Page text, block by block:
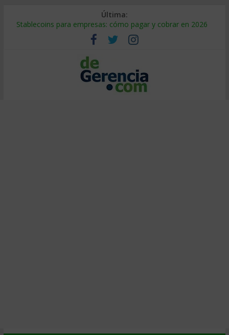
Última:
Stablecoins para empresas: cómo pagar y cobrar en 2026
Despido silencioso: qué es y por qué sale tan caro
IA en selección de personal: cómo auditarla a tiempo
Trabajo forzoso en la cadena de suministro: qué hacer
Mercado hispano de EE. UU.: cómo segmentarlo y venderle